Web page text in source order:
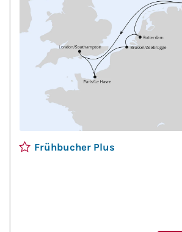
VIVA Cruises Flusskreuzfahrten
nicko cruises Flusskreuzfahrten
Plantours Flusskreuzfahrten
1AVista Flusskreuzfahrten
Phoenix Reisen Flusskreuzfahrten
Frühbucher Plus